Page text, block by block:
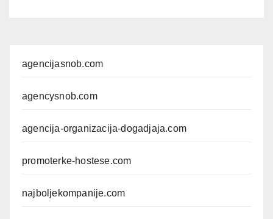
agencijasnob.com
agencysnob.com
agencija-organizacija-dogadjaja.com
promoterke-hostese.com
najboljekompanije.com